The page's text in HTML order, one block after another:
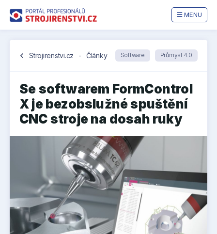
MENU
chevron_left Strojirenstvi.cz - Články Software Průmysl 4.0
Se softwarem FormControl
X je bezobslužné spuštění
CNC stroje na dosah ruky